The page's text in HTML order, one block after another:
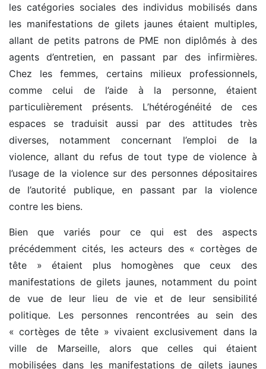
les catégories sociales des individus mobilisés dans
les manifestations de gilets jaunes étaient multiples,
allant de petits patrons de PME non diplômés à des
agents d’entretien, en passant par des infirmières.
Chez les femmes, certains milieux professionnels,
comme celui de l’aide à la personne, étaient
particulièrement présents. L’hétérogénéité de ces
espaces se traduisit aussi par des attitudes très
diverses, notamment concernant l’emploi de la
violence, allant du refus de tout type de violence à
l’usage de la violence sur des personnes dépositaires
de l’autorité publique, en passant par la violence
contre les biens.
Bien que variés pour ce qui est des aspects
précédemment cités, les acteurs des « cortèges de
tête » étaient plus homogènes que ceux des
manifestations de gilets jaunes, notamment du point
de vue de leur lieu de vie et de leur sensibilité
politique. Les personnes rencontrées au sein des
« cortèges de tête » vivaient exclusivement dans la
ville de Marseille, alors que celles qui étaient
mobilisées dans les manifestations de gilets jaunes